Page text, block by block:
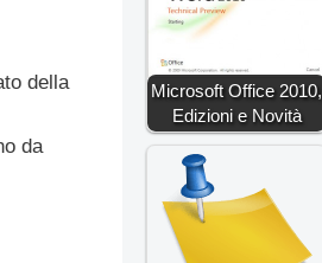
della
da
Microsoft Office 2010,
Edizioni e Novità